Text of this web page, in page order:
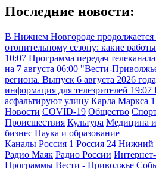
Последние новости:
В Нижнем Новгороде продолжается
отопительному сезону: какие
10:07 Программа передач
на 7 августа 06:00 "Вести-
региона. Выпуск 6 августа 2026
информация для телезрителей 19:07
асфальтируют улицу Карла Маркса
Новости COVID-19 Общество
Происшествия Культура Медицина и
бизнес Наука и образование
Каналы Россия 1 Россия 24 Нижний
Радио Маяк Радио России
Программы Вести - Приволжье